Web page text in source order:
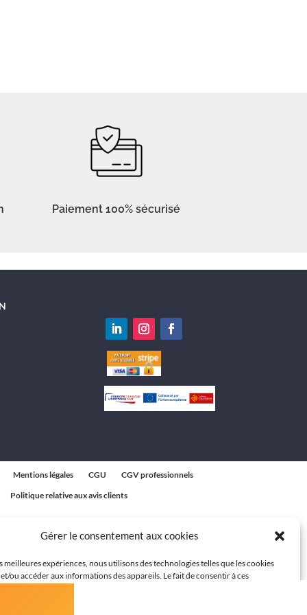
Gérer le consentement aux cookies
meilleures expériences, nous utilisons des technologies telles que les cookies
ou accéder aux informations des appareils. Le fait de consentir à ces
Paiement 100% sécurisé
Mentions légales CGU
CGV professionnels
Politique relative aux avis clients